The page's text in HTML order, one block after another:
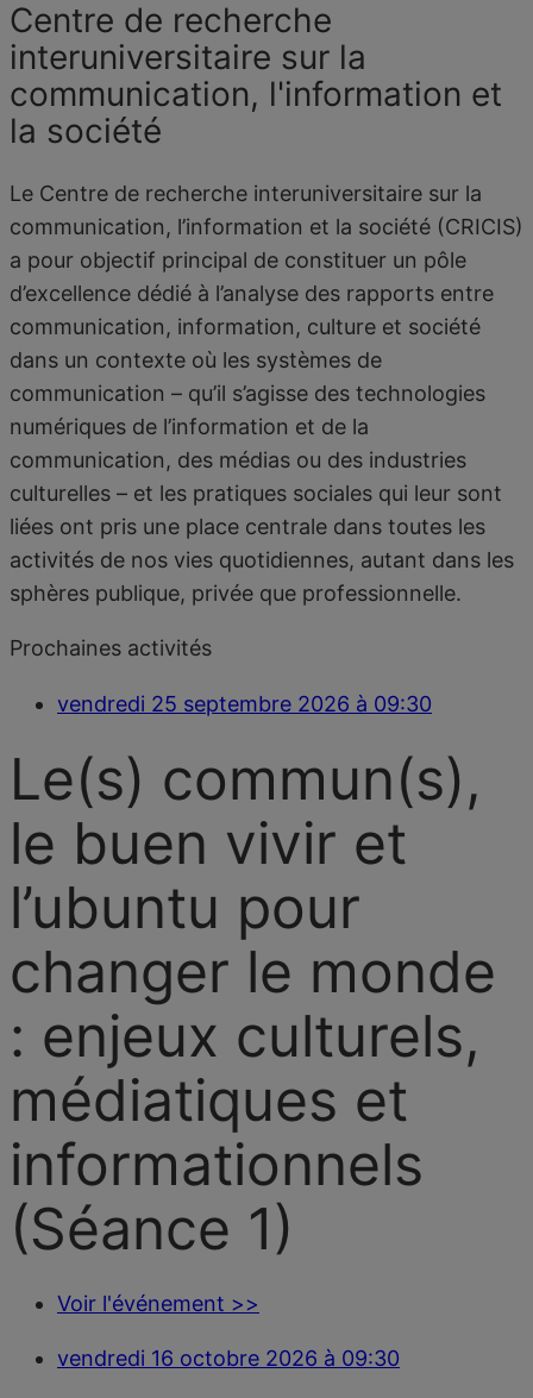
Centre de recherche
interuniversitaire sur la
communication, l'information et
la société
Le Centre de recherche interuniversitaire sur la
communication, l’information et la société (CRICIS)
a pour objectif principal de constituer un pôle
d’excellence dédié à l’analyse des rapports entre
communication, information, culture et société
dans un contexte où les systèmes de
communication – qu’il s’agisse des technologies
numériques de l’information et de la
communication, des médias ou des industries
culturelles – et les pratiques sociales qui leur sont
liées ont pris une place centrale dans toutes les
activités de nos vies quotidiennes, autant dans les
sphères publique, privée que professionnelle.
Prochaines activités
vendredi 25 septembre 2026 à 09:30
Le(s) commun(s),
le buen vivir et
l’ubuntu pour
changer le monde
: enjeux culturels,
médiatiques et
informationnels
(Séance 1)
Voir l'événement >>
vendredi 16 octobre 2026 à 09:30